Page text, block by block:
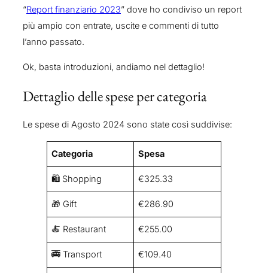
“Report finanziario 2023” dove ho condiviso un report
più ampio con entrate, uscite e commenti di tutto
l’anno passato.
Ok, basta introduzioni, andiamo nel dettaglio!
Dettaglio delle spese per categoria
Le spese di Agosto 2024 sono state così suddivise:
Categoria Spesa
🛍️ Shopping €325.33
🎁 Gift €286.90
🍝 Restaurant €255.00
🚎 Transport €109.40